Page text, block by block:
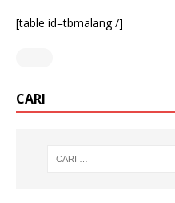
[table id=tbmalang /]
CARI